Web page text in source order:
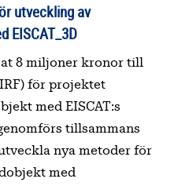
EISCAT_3D
8 miljoner kronor till
för projektet
med EISCAT:s
tillsammans
nya metoder för
med